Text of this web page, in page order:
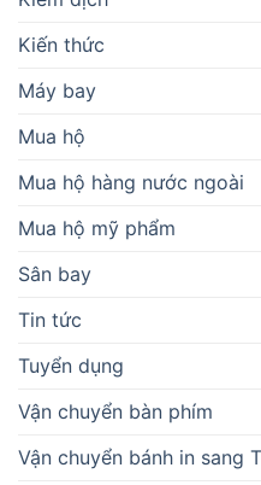
Kiến thức
Máy bay
Mua hộ
Mua hộ hàng nước ngoài
Mua hộ mỹ phẩm
Sân bay
Tin tức
Tuyển dụng
Vận chuyển bàn phím
Vận chuyển bánh in sang